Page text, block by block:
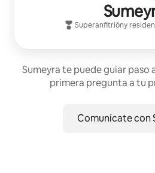
Superanfitrióny
Sumeyra te puede guiar paso
primera pregunta a tu
Comunícate con